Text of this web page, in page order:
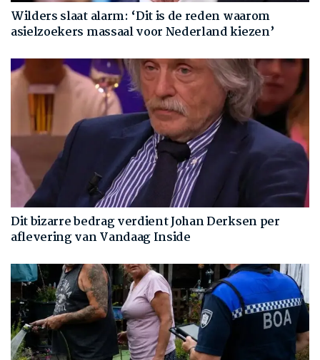
Wilders slaat alarm: ‘Dit is de reden waarom
asielzoekers massaal voor Nederland kiezen’
Dit bizarre bedrag verdient Johan Derksen per
aflevering van Vandaag Inside